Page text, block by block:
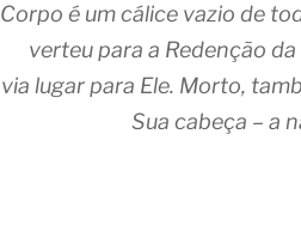
Corpo é um cálice vazio de
verteu para a Redenção
lugar para Ele. Morto,
Sua cabeça – a